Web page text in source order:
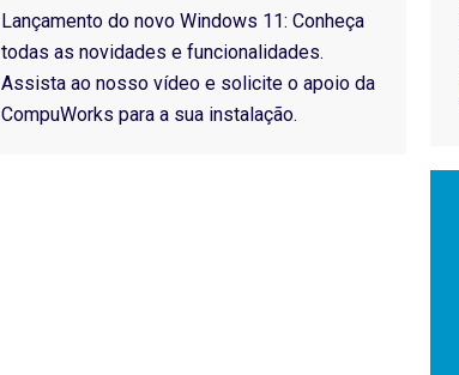
Lançamento do novo Windows 11: Conheça
todas as novidades e funcionalidades.
Assista ao nosso vídeo e solicite o apoio da
CompuWorks para a sua instalação.